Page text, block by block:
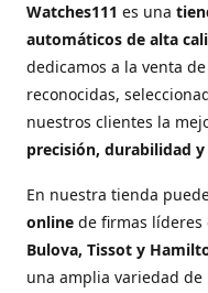
Watches111 es una
automáticos de alta
dedicamos a la venta
reconocidas,
nuestros clientes la
precisión, durabilidad
En nuestra tienda
online de firmas líderes
Bulova, Tissot y
una amplia variedad